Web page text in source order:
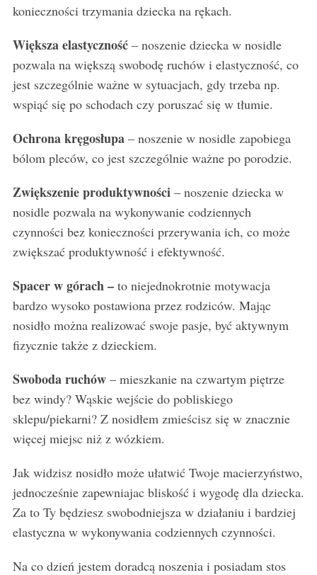
konieczności trzymania dziecka na rękach.
Większa elastyczność– noszenie dziecka w nosidle
pozwala na większą swobodę ruchów i elastyczność, co
jest szczególnie ważne w sytuacjach, gdy trzeba np.
wspiąć się po schodach czy poruszać się w tłumie.
Ochrona kręgosłupa– noszenie w nosidle zapobiega
bólom pleców, co jest szczególnie ważne po porodzie.
Zwiększenie produktywności – noszenie dziecka w
nosidle pozwala na wykonywanie codziennych
czynności bez konieczności przerywania ich, co może
zwiększać produktywność i efektywność.
Spacer w górach – to niejednokrotnie motywacja
bardzo wysoko postawiona przez rodziców. Mając
nosidło można realizować swoje pasje, być aktywnym
fizycznie także z dzieckiem.
Swoboda ruchów– mieszkanie na czwartym piętrze
bez windy? Wąskie wejście do pobliskiego
sklepu/piekarni? Z nosidłem zmieścisz się w znacznie
więcej miejsc niż z wózkiem.
Jak widzisz nosidło może ułatwić Twoje macierzyństwo,
jednocześnie zapewniajac bliskość i wygodę dla dziecka.
Za to Ty będziesz swobodniejsza w działaniu i bardziej
elastyczna w wykonywania codziennych czynności.
Na co dzień jestem doradcą noszenia i posiadam stos